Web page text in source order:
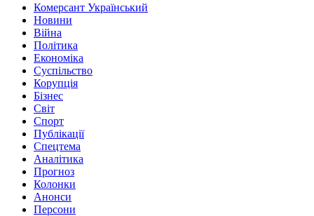
Комерсант Український
Новини
Війна
Політика
Економіка
Суспільство
Корупція
Бізнес
Світ
Спорт
Публікації
Спецтема
Аналітика
Прогноз
Колонки
Анонси
Персони